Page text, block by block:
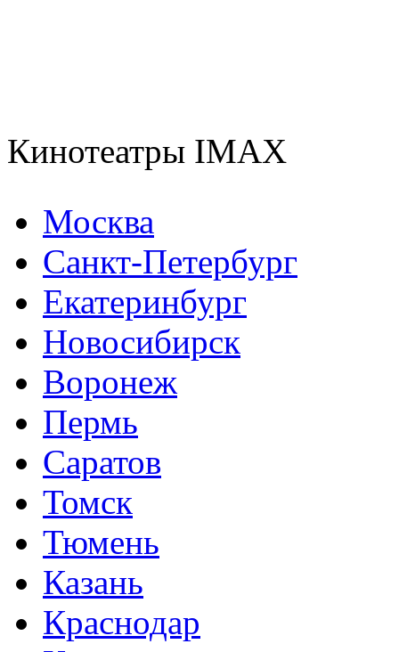
Кинотеатры IMAX
Москва
Санкт-Петербург
Екатеринбург
Новосибирск
Воронеж
Пермь
Саратов
Томск
Тюмень
Казань
Краснодар